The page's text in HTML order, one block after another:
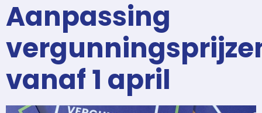
Aanpassing
vanaf 1 april